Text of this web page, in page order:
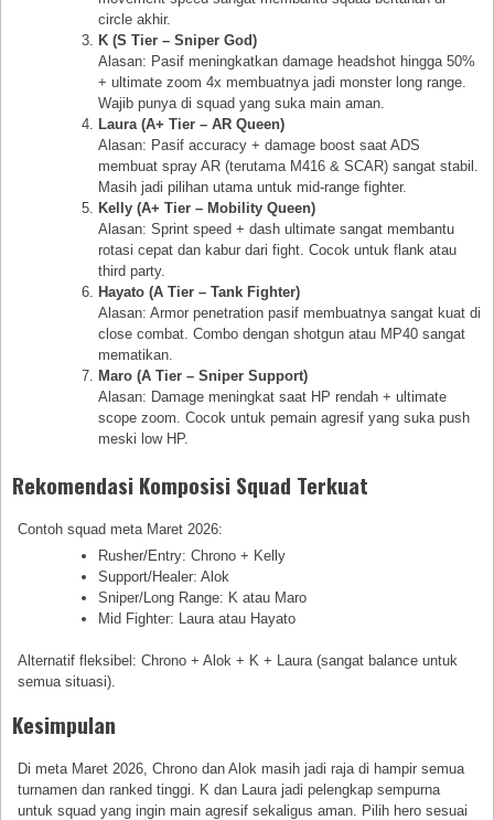
circle akhir.
K (S Tier – Sniper God)
Alasan: Pasif meningkatkan damage headshot hingga 50%
+ ultimate zoom 4x membuatnya jadi monster long range.
Wajib punya di squad yang suka main aman.
Laura (A+ Tier – AR Queen)
Alasan: Pasif accuracy + damage boost saat ADS
membuat spray AR (terutama M416 & SCAR) sangat stabil.
Masih jadi pilihan utama untuk mid-range fighter.
Kelly (A+ Tier – Mobility Queen)
Alasan: Sprint speed + dash ultimate sangat membantu
rotasi cepat dan kabur dari fight. Cocok untuk flank atau
third party.
Hayato (A Tier – Tank Fighter)
Alasan: Armor penetration pasif membuatnya sangat kuat di
close combat. Combo dengan shotgun atau MP40 sangat
mematikan.
Maro (A Tier – Sniper Support)
Alasan: Damage meningkat saat HP rendah + ultimate
scope zoom. Cocok untuk pemain agresif yang suka push
meski low HP.
Rekomendasi Komposisi Squad Terkuat
Contoh squad meta Maret 2026:
Rusher/Entry: Chrono + Kelly
Support/Healer: Alok
Sniper/Long Range: K atau Maro
Mid Fighter: Laura atau Hayato
Alternatif fleksibel: Chrono + Alok + K + Laura (sangat balance untuk
semua situasi).
Kesimpulan
Di meta Maret 2026, Chrono dan Alok masih jadi raja di hampir semua
turnamen dan ranked tinggi. K dan Laura jadi pelengkap sempurna
untuk squad yang ingin main agresif sekaligus aman. Pilih hero sesuai